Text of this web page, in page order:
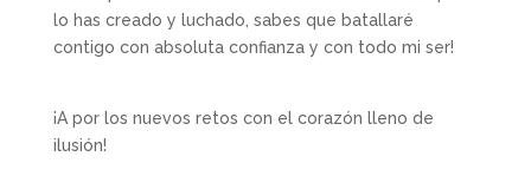
lo has creado y luchado, sabes que batallaré
contigo con absoluta confianza y con todo mi ser!
¡A por los nuevos retos con el corazón lleno de
ilusión!